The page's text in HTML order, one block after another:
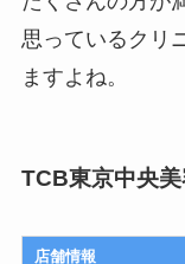
思っているクリ
ますよね。
TCB東京中央
店舗情報